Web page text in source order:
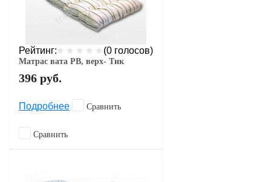
Рейтинг: (0 голосов)
Матрас вата РВ, верх- Тик
396 руб.
Подробнее Сравнить
Сравнить